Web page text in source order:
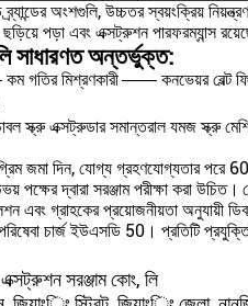
অংশগুলি, উচ্চতর স্বয়ংক্রিয়
পড়া এবং এক্সট্রুশন পারফরম্যান্স
সাধারণত অন্তর্ভুক্ত:
গতির মিশ্রণকারী—— কনভেয়র বেল্ট
স্ক্রু এক্সট্রুডার সমান্তরাল যমজ স্ক্রু
জমা দিন, যোগ্য গ্রহণযোগ্যতার পরে
পক্ষের দ্বারা সরঞ্জাম পরীক্ষা করা উচিত।
এবং গ্রাহকের প্রয়োজনীয়তা অনুযায়ী
চার্জ ইউএসডি 50। প্রতিটি
সরঞ্জাম কোং, লি